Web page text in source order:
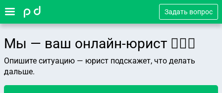
Задать вопрос
Мы — ваш онлайн-юрист 👨🏻‍⚖️
Опишите ситуацию — юрист подскажет, что делать
дальше.